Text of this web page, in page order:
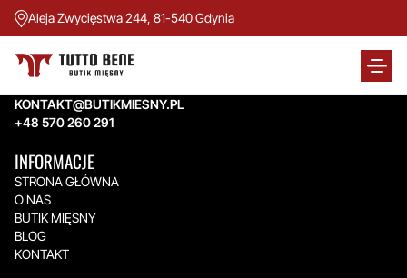
Aleja Zwycięstwa 244, 81-540 Gdynia
TUTTO BENE BUTIK MIĘSNY
Aleja Zwycięstwa 244,
KONTAKT@BUTIKMIESNY.PL
+48 570 260 291
INFORMACJE
STRONA GŁÓWNA
O NAS
BUTIK MIĘSNY
BLOG
KONTAKT